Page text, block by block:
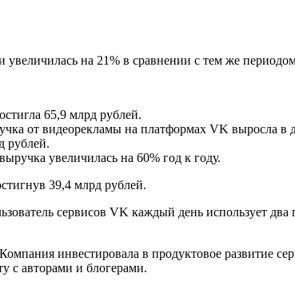
на 21% в сравнении с тем же
65,9 млрд рублей.
от видеорекламы на платформах VK выросла в
рублей.
увеличилась на 60% год к году.
39,4 млрд рублей.
сервисов VK каждый день использует два
инвестировала в продуктовое развитие
с авторами и блогерами.